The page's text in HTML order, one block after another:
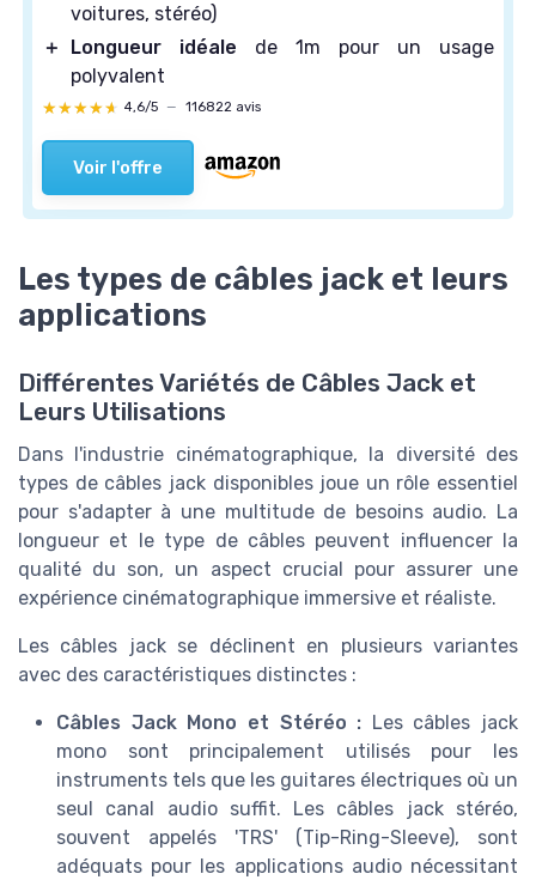
voitures, stéréo)
＋
Longueur idéale de 1m pour un usage
polyvalent
★★★★★
★★★★★ 4,6/5 — 116822 avis
Voir l'offre
Les types de câbles jack et leurs
applications
Différentes Variétés de Câbles Jack et
Leurs Utilisations
Dans l'industrie cinématographique, la diversité des
types de câbles jack disponibles joue un rôle essentiel
pour s'adapter à une multitude de besoins audio. La
longueur et le type de câbles peuvent influencer la
qualité du son, un aspect crucial pour assurer une
expérience cinématographique immersive et réaliste.
Les câbles jack se déclinent en plusieurs variantes
avec des caractéristiques distinctes :
Câbles Jack Mono et Stéréo : Les câbles jack
mono sont principalement utilisés pour les
instruments tels que les guitares électriques où un
seul canal audio suffit. Les câbles jack stéréo,
souvent appelés 'TRS' (Tip-Ring-Sleeve), sont
adéquats pour les applications audio nécessitant